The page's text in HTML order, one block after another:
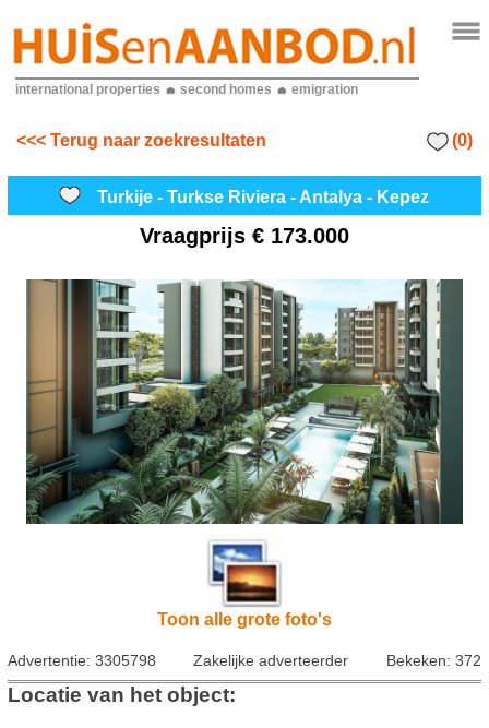
international properties second homes emigration
<<< Terug naar zoekresultaten (0)
Turkije - Turkse Riviera - Antalya - Kepez
Vraagprijs € 173.000
Toon alle grote foto's
Advertentie: 3305798 Zakelijke adverteerder Bekeken: 372
Locatie van het object: